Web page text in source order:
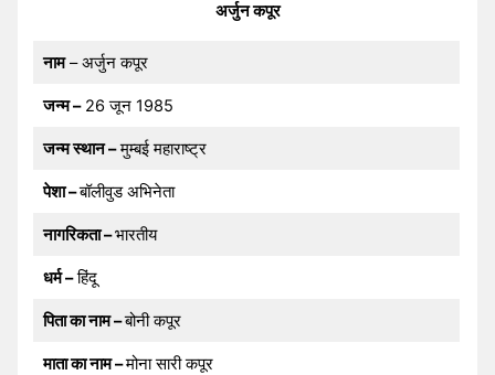
अर्जुन कपूर
नाम– अर्जुन कपूर
जन्म –26 जून 1985
जन्म स्थान –मुम्बई महाराष्ट्र
पेशा –बॉलीवुड अभिनेता
नागरिकता –भारतीय
धर्म –हिंदू
पिता का नाम –बोनी कपूर
माता का नाम –मोना सारी कपूर